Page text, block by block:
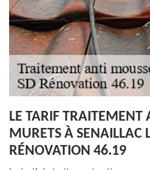
LE TARIF TRAITEMENT
MURETS À SENAILLAC
RÉNOVATION 46.19